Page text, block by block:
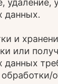
удаление,
данных.
и
или
данных